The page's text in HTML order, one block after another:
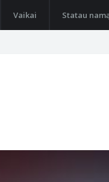
Vaikai Statau